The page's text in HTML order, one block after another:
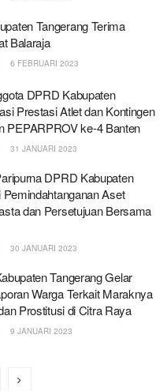
Tangerang Terima
Balaraja
6 FEBRUARI 2023
DPRD Kabupaten
Prestasi Atlet dan Kontingen
PEPARPROV ke-4 Banten
31 JANUARI 2023
DPRD Kabupaten
Pemindahtanganan Aset
dan Persetujuan Bersama
30 JANUARI 2023
Tangerang Gelar
Warga Terkait Maraknya
Prostitusi di Citra Raya
9 JANUARI 2023